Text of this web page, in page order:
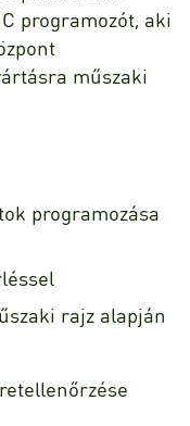
programozót, aki
műszaki
programozása
rajz alapján